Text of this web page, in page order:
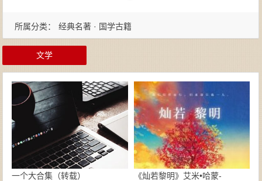
所属分类： 经典名著 · 国学古籍
文学
一个大合集（转载）
《灿若黎明》艾米•哈蒙-